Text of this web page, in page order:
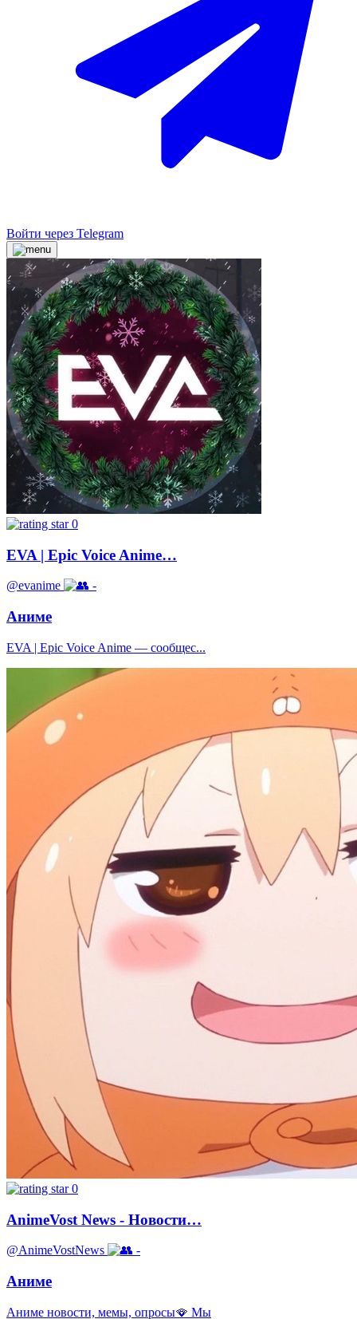
Войти через Telegram
0
EVA | Epic Voice Anime…
@evanime -
Аниме
EVA | Epic Voice Anime — сообщес...
0
AnimeVost News - Новости…
@AnimeVostNews -
Аниме
Аниме новости, мемы, опросы🪭 Мы